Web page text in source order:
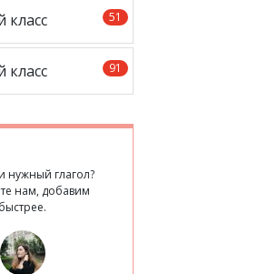
51
класс
91
класс
нужный глагол?
нам, добавим
быстрее.